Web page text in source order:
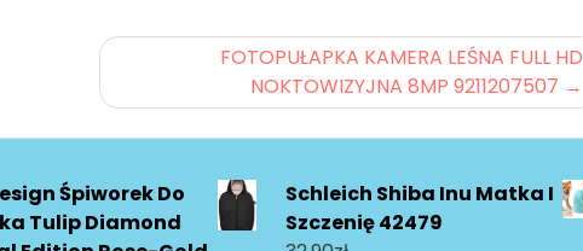
FOTOPUŁAPKA KAMERA LEŚNA FULL HD
NOKTOWIZYJNA 8MP 9211207507
Śpiworek Do
Tulip Diamond
Schleich Shiba Inu Matka I
Szczenię 42479